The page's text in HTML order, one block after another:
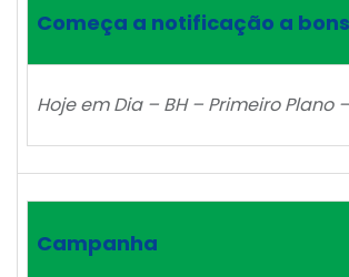
Começa a notificação a
Hoje em Dia – BH – Primeiro Plano
Campanha